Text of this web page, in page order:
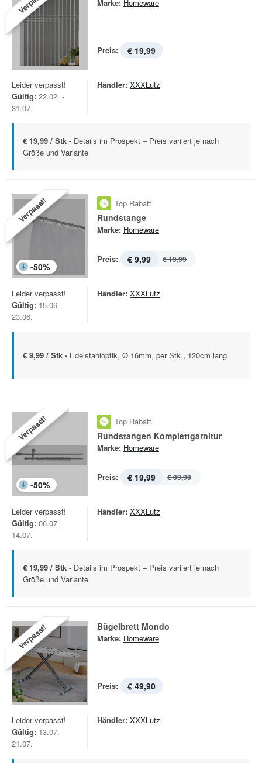
Marke: Homeware
Preis: € 19,99
Leider verpasst!
Gültig: 22.02. -
31.07.
Händler: XXXLutz
€ 19,99 / Stk - Details im Prospekt – Preis variiert je nach
Größe und Variante
Verpasst!
-50%
Top Rabatt
Rundstange
Marke: Homeware
Preis: € 9,99 € 19,99
Leider verpasst!
Gültig: 15.06. -
23.06.
Händler: XXXLutz
€ 9,99 / Stk - Edelstahloptik, Ø 16mm, per Stk., 120cm lang
Verpasst!
-50%
Top Rabatt
Rundstangen Komplettgarnitur
Marke: Homeware
Preis: € 19,99 € 39,90
Leider verpasst!
Gültig: 06.07. -
14.07.
Händler: XXXLutz
€ 19,99 / Stk - Details im Prospekt – Preis variiert je nach
Größe und Variante
Verpasst! Bügelbrett Mondo
Marke: Homeware
Preis: € 49,90
Leider verpasst!
Gültig: 13.07. -
21.07.
Händler: XXXLutz